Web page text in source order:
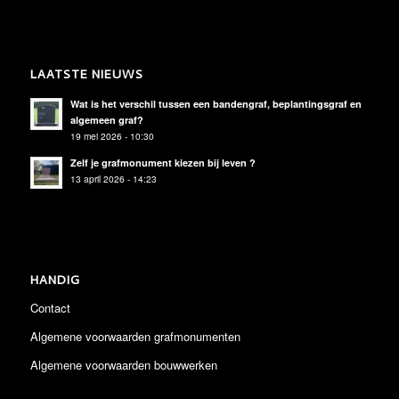
LAATSTE NIEUWS
Wat is het verschil tussen een bandengraf, beplantingsgraf en
algemeen graf?
19 mei 2026 - 10:30
Zelf je grafmonument kiezen bij leven ?
13 april 2026 - 14:23
HANDIG
Contact
Algemene voorwaarden grafmonumenten
Algemene voorwaarden bouwwerken